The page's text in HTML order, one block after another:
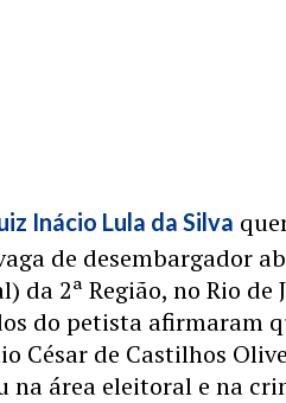
Inácio Lula da Silva
de desembargador
da 2ª Região, no Rio de
do petista afirmaram
César de Castilhos
na área eleitoral e na